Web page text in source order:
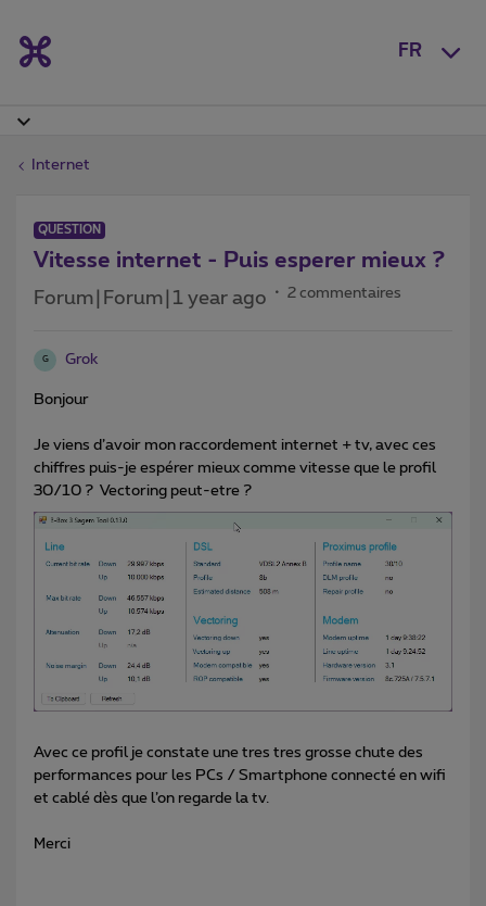
FR
Internet
QUESTION
Vitesse internet - Puis esperer mieux ?
Forum|Forum|1 year ago 2 commentaires
G Grok
Bonjour
Je viens d’avoir mon raccordement internet + tv, avec ces
chiffres puis-je espérer mieux comme vitesse que le profil
30/10 ? Vectoring peut-etre ?
Avec ce profil je constate une tres tres grosse chute des
performances pour les PCs / Smartphone connecté en wifi
et cablé dès que l’on regarde la tv.
Merci